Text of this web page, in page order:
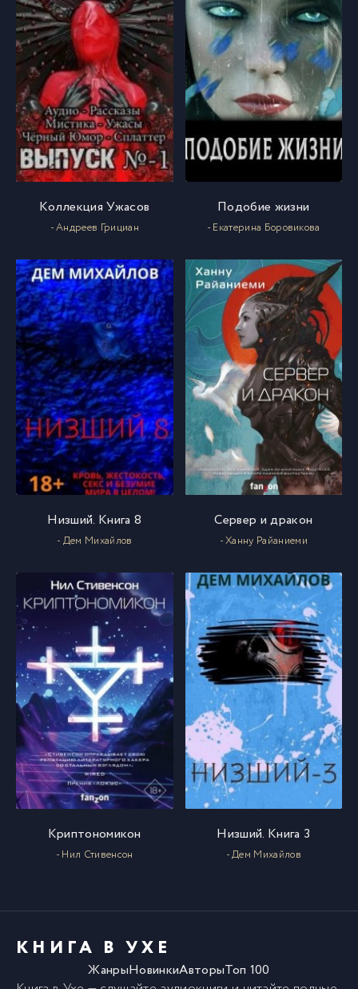
Коллекция Ужасов
- Андреев Грициан
Подобие жизни
- Екатерина Боровикова
Низший. Книга 8
- Дем Михайлов
Сервер и дракон
- Ханну Райаниеми
Криптономикон
- Нил Стивенсон
Низший. Книга 3
- Дем Михайлов
КНИГА В УХЕ
ЖанрыНовинкиАвторыТоп 100